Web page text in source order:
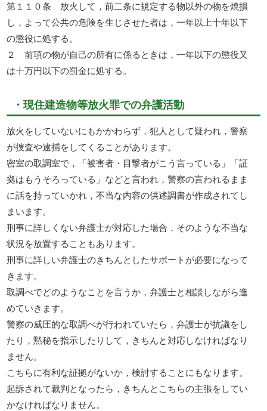
第１１０条 放火して，前二条に規定する物以外の物を焼損
し，よって公共の危険を生じさせた者は，一年以上十年以下
の懲役に処する。
２ 前項の物が自己の所有に係るときは，一年以下の懲役又
は十万円以下の罰金に処する。
・現住建造物等放火罪での弁護活動
放火をしていないにもかかわらず，犯人として疑われ，警察
が捜査や逮捕をしてくることがあります。
密室の取調室で，「被害者・目撃者がこう言っている」「証
拠はもうそろっている」などと言われ，警察の言われるまま
に話を持っていかれ，不当な内容の供述調書が作成されてし
まいます。
刑事に詳しくない弁護士が対応した場合，そのような不当な
状況を放置することもあります。
刑事に詳しい弁護士のきちんとしたサポートが必要になって
きます。
取調べでどのようなことを言うか，弁護士と相談しながら進
めていきます。
警察の威圧的な取調べが行われていたら，弁護士が抗議をし
たり，黙秘を指示したりして，きちんと対応しなければなり
ません。
こちらに有利な証拠がないか，検討することにもなります。
起訴されて裁判となったら，きちんとこちらの主張をしてい
かなければなりません。